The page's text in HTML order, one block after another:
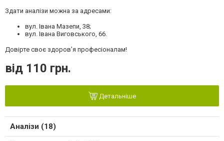
Здати аналізи можна за адресами:
вул. Івана Мазепи, 38;
вул. Івана Виговського, 66.
Довірте своє здоров’я професіоналам!
від 110 грн.
Детальніше
Аналізи (18)